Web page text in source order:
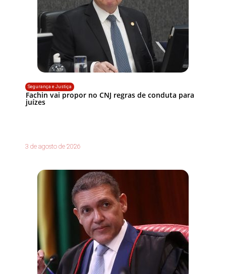
Segurança e Justiça
Fachin vai propor no CNJ regras de conduta para
juízes
3 de agosto de 2026